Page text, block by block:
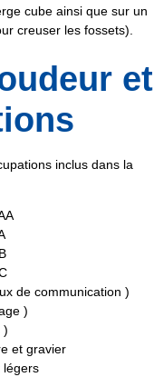
cube ainsi que sur un
creuser les fossets).
et
inclus dans la
de communication )
)
)
et gravier
légers